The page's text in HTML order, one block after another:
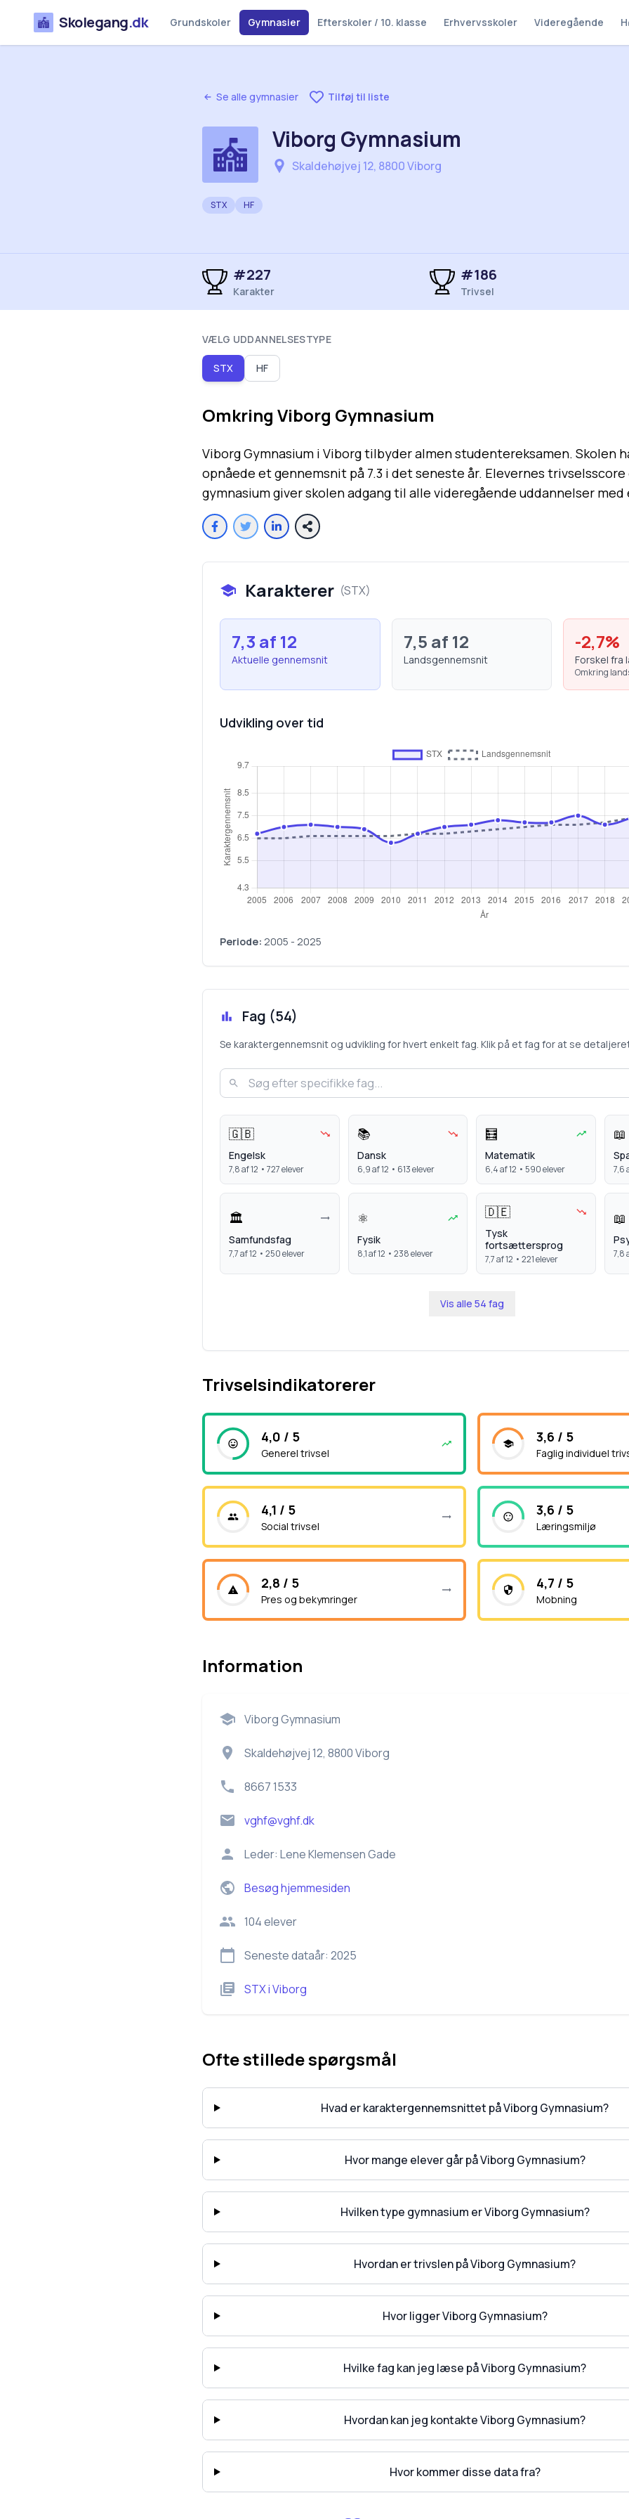
Skolegang.dk Grundskoler Gymnasier Efterskoler / 10. klasse Erhvervsskoler Videregående
Se alle gymnasier Tilføj til liste
Viborg Gymnasium
Skaldehøjvej 12, 8800 Viborg
STX HF
#227
Karakter
#186
Trivsel
VÆLG UDDANNELSESTYPE
STX HF
Omkring Viborg Gymnasium
Viborg Gymnasium i Viborg tilbyder almen studentereksamen. Skolen
opnåede et gennemsnit på 7.3 i det seneste år. Elevernes trivselsscore
gymnasium giver skolen adgang til alle videregående uddannelser
Karakterer (STX)
7,3 af 12
Aktuelle gennemsnit
7,5 af 12
Landsgennemsnit
-2,7%
Forskel fra
Omkring
Udvikling over tid
Periode: 2005 - 2025
Fag (54)
Se karaktergennemsnit og udvikling for hvert enkelt fag. Klik på et fag for at se
🇬🇧
Engelsk
7,8af 12 • 727elever
📚
Dansk
6,9af 12 • 613elever
🧮
Matematik
6,4af 12 • 590elever
📖
7,6
🏛️
Samfundsfag
7,7af 12 • 250elever
⚛️
Fysik
8,1af 12 • 238elever
🇩🇪
Tysk
fortsættersprog
7,7af 12 • 221elever
📖
7,8
Vis alle 54 fag
Trivselsindikatorerer
4,0 / 5
Generel trivsel
3,6 / 5
Faglig individuel
4,1 / 5
Social trivsel
3,6 / 5
Læringsmiljø
2,8 / 5
Pres og bekymringer
4,7 / 5
Mobning
Information
Viborg Gymnasium
Skaldehøjvej 12, 8800 Viborg
8667 1533
vghf@vghf.dk
Leder: Lene Klemensen Gade
Besøg hjemmesiden
104elever
Seneste dataår: 2025
STXiViborg
Ofte stillede spørgsmål
Hvad er karaktergennemsnittet på Viborg Gymnasium?
Hvor mange elever går på Viborg Gymnasium?
Hvilken type gymnasium er Viborg Gymnasium?
Hvordan er trivslen på Viborg Gymnasium?
Hvor ligger Viborg Gymnasium?
Hvilke fag kan jeg læse på Viborg Gymnasium?
Hvordan kan jeg kontakte Viborg Gymnasium?
Hvor kommer disse data fra?